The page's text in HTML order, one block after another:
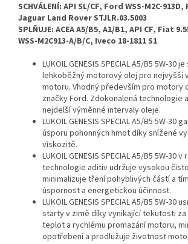
SCHVÁLENÍ: API SL/CF, Ford WSS-M2C-
Jaguar Land Rover STJLR.03.5003
SPLŇUJE: ACEA A5/B5, A1/B1, API CF, Fiat
WSS-M2C913-A/B/C, Iveco 18-1811 S1
LUKOIL GENESIS SPECIAL A5/B5 5W-30
lehkoběžný motorový olej pro nejvyšší
motoru. Vhodný především pro motory
značky Ford. Zdokonalená technologie
nejdelší výměnné intervaly oleje.
LUKOIL GENESIS SPECIAL A5/B5 5W-30
úsporu pohonných hmot díky snížené
viskozitě.
LUKOIL GENESIS SPECIAL A5/B5 5W-30
technologie aditiv udržuje vysokou
minimalizuje tření pohyblivých částí a
úspornost a energetickou účinnost.
LUKOIL GENESIS SPECIAL A5/B5 5W-30
starty v zimě díky vynikající tekutosti za
teplot a rychlému promazání motoru,
opotřebení a prodlužuje životnost